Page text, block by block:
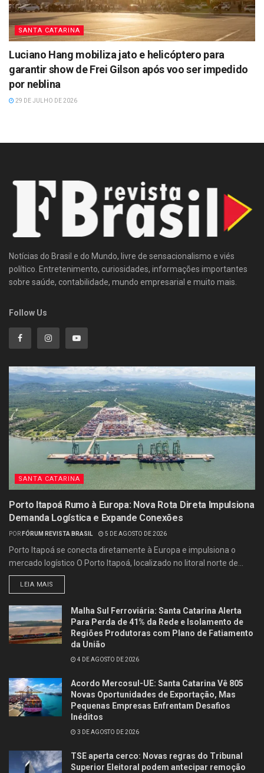
SANTA CATARINA
Luciano Hang mobiliza jato e helicóptero para
garantir show de Frei Gilson após voo ser impedido
por neblina
29 DE JULHO DE 2026
Notícias do Brasil e do Mundo, livre de sensacionalismo e viés
político. Entretenimento, curiosidades, informações importantes
sobre saúde, contabilidade, mundo empresarial e muito mais.
Follow Us
SANTA CATARINA
Porto Itapoá Rumo à Europa: Nova Rota Direta Impulsiona
Demanda Logística e Expande Conexões
POR FÓRUM REVISTA BRASIL 5 DE AGOSTO DE 2026
Porto Itapoá se conecta diretamente à Europa e impulsiona o
mercado logístico O Porto Itapoá, localizado no litoral norte de...
LEIA MAIS
Malha Sul Ferroviária: Santa Catarina Alerta
Para Perda de 41% da Rede e Isolamento de
Regiões Produtoras com Plano de Fatiamento
da União
4 DE AGOSTO DE 2026
Acordo Mercosul-UE: Santa Catarina Vê 805
Novas Oportunidades de Exportação, Mas
Pequenas Empresas Enfrentam Desafios
Inéditos
3 DE AGOSTO DE 2026
TSE aperta cerco: Novas regras do Tribunal
Superior Eleitoral podem antecipar remoção